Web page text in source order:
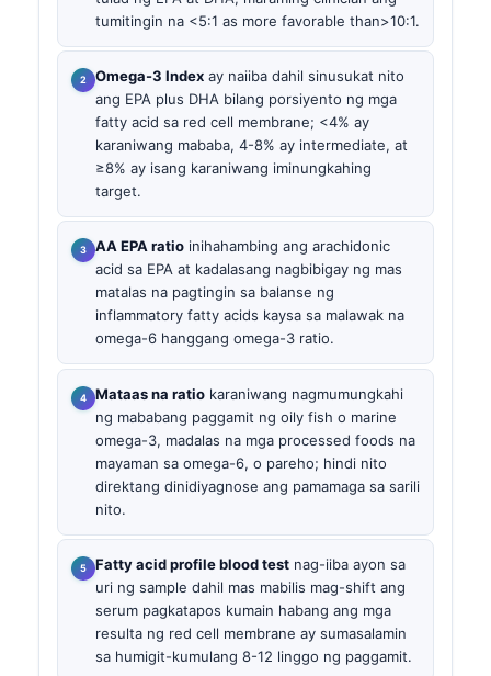
tumitingin na <5:1 as more favorable than>10:1.
Omega-3 Index ay naiiba dahil sinusukat nito
ang EPA plus DHA bilang porsiyento ng mga
fatty acid sa red cell membrane; <4% ay
karaniwang mababa, 4-8% ay intermediate, at
≥8% ay isang karaniwang iminungkahing
target.
AA EPA ratio inihahambing ang arachidonic
acid sa EPA at kadalasang nagbibigay ng mas
matalas na pagtingin sa balanse ng
inflammatory fatty acids kaysa sa malawak na
omega-6 hanggang omega-3 ratio.
Mataas na ratio karaniwang nagmumungkahi
ng mababang paggamit ng oily fish o marine
omega-3, madalas na mga processed foods na
mayaman sa omega-6, o pareho; hindi nito
direktang dinidiyagnose ang pamamaga sa sarili
nito.
Fatty acid profile blood test nag-iiba ayon sa
uri ng sample dahil mas mabilis mag-shift ang
serum pagkatapos kumain habang ang mga
resulta ng red cell membrane ay sumasalamin
sa humigit-kumulang 8-12 linggo ng paggamit.